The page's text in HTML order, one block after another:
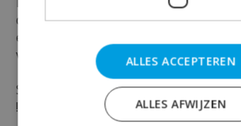
daarover nog een plastic
een afmeting van 50x50 centimeter
verpakt.
Shop vandaag je party artikelen bij
!
ALLES ACCEPTEREN
ALLES AFWIJZEN